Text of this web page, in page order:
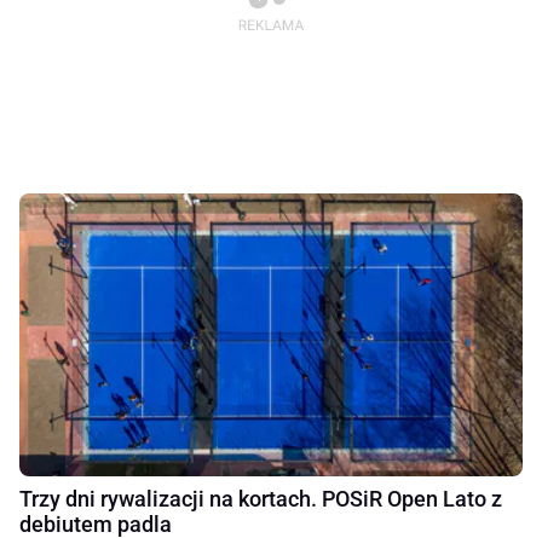
Trzy dni rywalizacji na kortach. POSiR Open Lato z
debiutem padla